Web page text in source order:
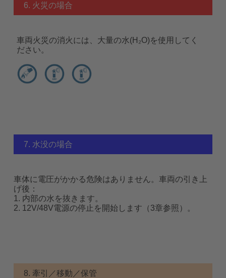
6. 火災の場合
車両火災の消火には、大量の水(H₂O)を使用してく
ださい。
7. 水没の場合
車体に電圧がかかる危険はありません。車両の引き上
げ後：
1. 内部の水を抜きます。
2. 12V/48V電源の停止を開始します（3章参照）。
8. 牽引／移動／保管